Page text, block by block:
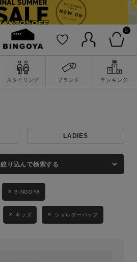
0
スタイリング ブランド ランキング
詳細検索
LADIES
LADIES
絞り込んで検索する
BINGOYA
キッズ ショルダーバッグ